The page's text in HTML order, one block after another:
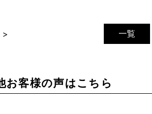
一覧
>
お客様の声はこちら